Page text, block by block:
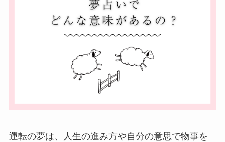
運転の夢は、人生の進み方や自分の意思で物事を